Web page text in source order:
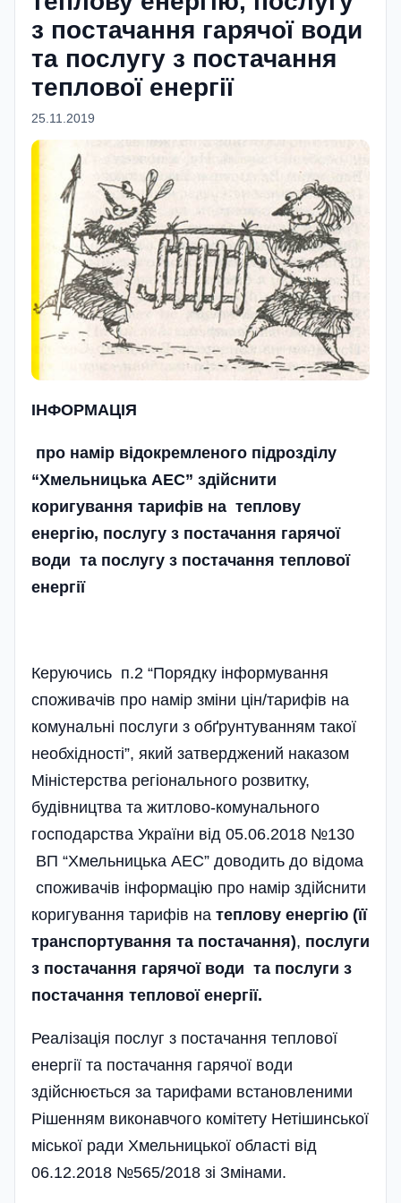
з постачання гарячої води
та послугу з постачання
теплової енергії
25.11.2019
ІНФОРМАЦІЯ
про намір відокремленого підрозділу
“Хмельницька АЕС” здійснити
коригування тарифів на теплову
енергію, послугу з постачання гарячої
води та послугу з постачання теплової
енергії
Керуючись п.2 “Порядку інформування
споживачів про намір зміни цін/тарифів на
комунальні послуги з обґрунтуванням такої
необхідності”, який затверджений наказом
Міністерства регіонального розвитку,
будівництва та житлово-комунального
господарства України від 05.06.2018 №130
ВП “Хмельницька АЕС” доводить до відома
споживачів інформацію про намір здійснити
коригування тарифів на теплову енергію (її
транспортування та постачання), послуги
з постачання гарячої води та послуги з
постачання теплової енергії.
Реалізація послуг з постачання теплової
енергії та постачання гарячої води
здійснюється за тарифами встановленими
Рішенням виконавчого комітету Нетішинської
міської ради Хмельницької області від
06.12.2018 №565/2018 зі Змінами.